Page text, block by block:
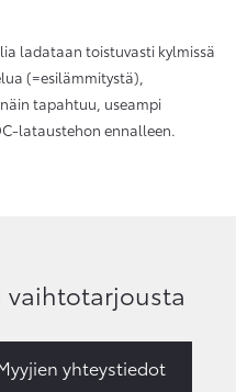
ladataan toistuvasti kylmissä
(=esilämmitystä),
tapahtuu, useampi
lataustehon ennalleen.
vaihtotarjousta
yhteystiedot